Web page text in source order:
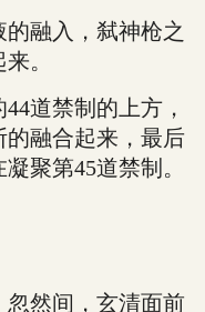
融入，弑神枪之
。
道禁制的上方，
融合起来，最后
聚第45道禁制。
然间，玄清面前